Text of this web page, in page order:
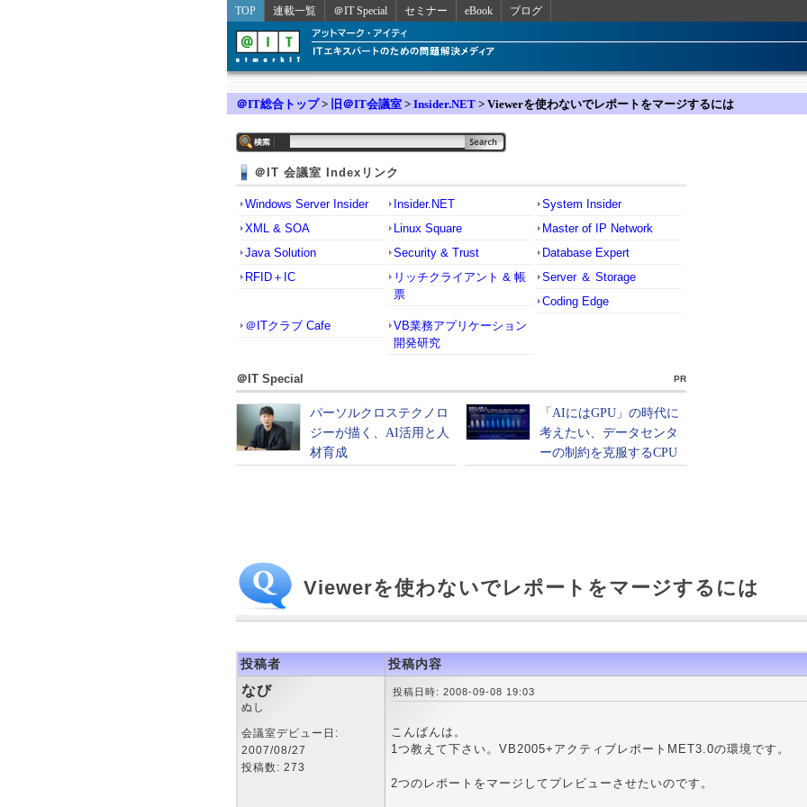
TOP 連載一覧 ＠IT Special セミナー eBook ブログ
＠IT総合トップ> 旧＠IT会議室 > Insider.NET > Viewerを使わないでレポートをマージするには
＠IT 会議室 Indexリンク
Windows Server Insider Insider.NET
System Insider
XML & SOA
Linux Square
Master of IP Network
Java Solution
Security & Trust
Database Expert
RFID＋IC
リッチクライアント & 帳
票
Server ＆ Storage
Coding Edge
＠ITクラブ Cafe
VB業務アプリケーション
開発研究
＠IT Special PR
Viewerを使わないでレポートをマージするには
投稿者 投稿内容
なび
ぬし
会議室デビュー日:
2007/08/27
投稿数: 273
投稿日時: 2008-09-08 19:03
こんばんは。
1つ教えて下さい。VB2005+アクティブレポートMET3.0の環境です。
2つのレポートをマージしてプレビューさせたいのです。